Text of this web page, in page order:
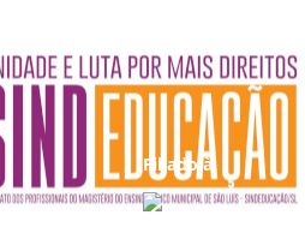
Filiado à: